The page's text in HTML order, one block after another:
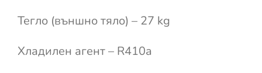
Тегло (външно тяло) – 27 kg
Хладилен агент – R410a